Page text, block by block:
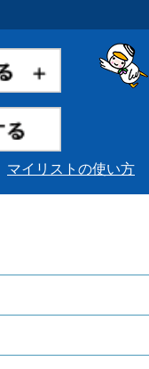
マイリストの使い方